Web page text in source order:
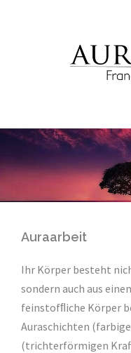
Auraarbeit
Ihr Körper besteht
sondern auch aus
feinstofﬂiche Körper
Auraschichten
(trichterförmigen